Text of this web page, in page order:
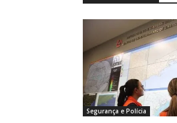
Segurança e Polícia